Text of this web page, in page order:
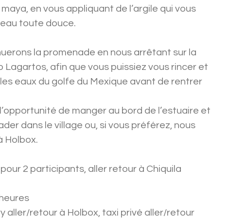
en vous appliquant de l’argile qui vous
toute douce.
la promenade en nous arrêtant sur la
Lagartos, afin que vous puissiez vous rincer et
eaux du golfe du Mexique avant de rentrer
de manger au bord de l’estuaire et
dans le village ou, si vous préférez, nous
Holbox.
pour 2 participants, aller retour à Chiquila
aller/retour à Holbox, taxi privé aller/retour